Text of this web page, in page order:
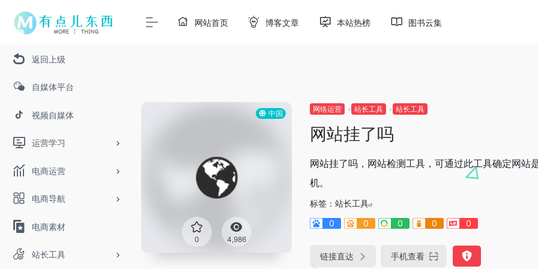
返回上级
自媒体平台
视频自媒体
运营学习
电商运营
电商导航
电商素材
站长工具
网站首页 博客文章 本站热榜 图书云集
中国
0 4,986
网络运营 站长工具 站长工具
网站挂了吗
网站挂了吗，网站检测工具，可通过此工具确定网站
机。
标签： 站长工具
0
0 0 0 0
链接直达 手机查看